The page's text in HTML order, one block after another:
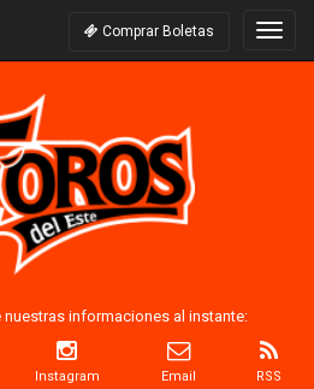
Comprar Boletas
nuestras informaciones al instante:
Instagram Email RSS